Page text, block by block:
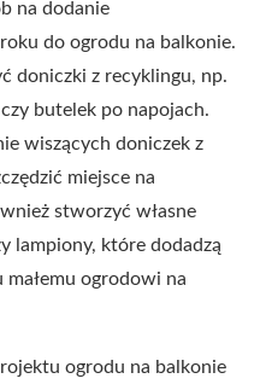
na dodanie
do ogrodu na balkonie.
doniczki z recyklingu, np.
butelek po napojach.
wiszących doniczek z
miejsce na
stworzyć własne
lampiony, które dodadzą
ogrodowi na
ogrodu na balkonie